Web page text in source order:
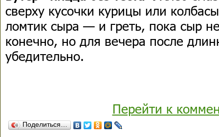
сверху кусочки курицы или
ломтик сыра — и греть, пока сыр
конечно, но для вечера после
убедительно.
Перейти к
Поделиться…